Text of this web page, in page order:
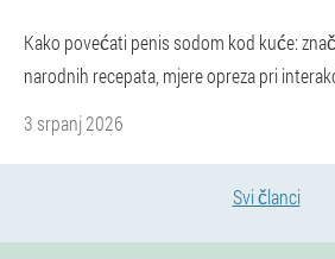
Kako povećati penis sodom kod kuće:
narodnih recepata, mjere opreza pri
3 srpanj 2026
Svi članci